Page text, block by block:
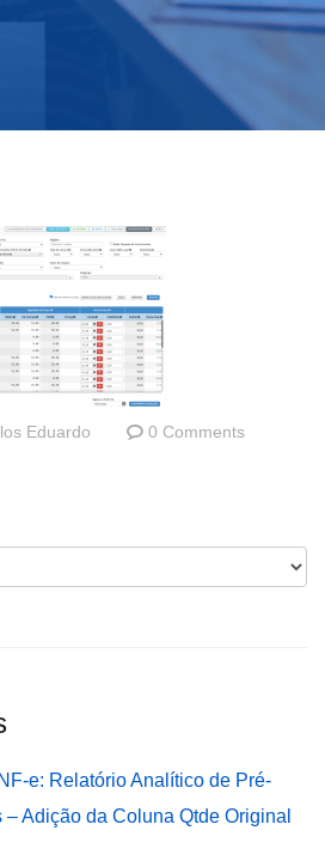
Eduardo 0 Comments
e: Relatório Analítico de Pré-
Adição da Coluna Qtde Original